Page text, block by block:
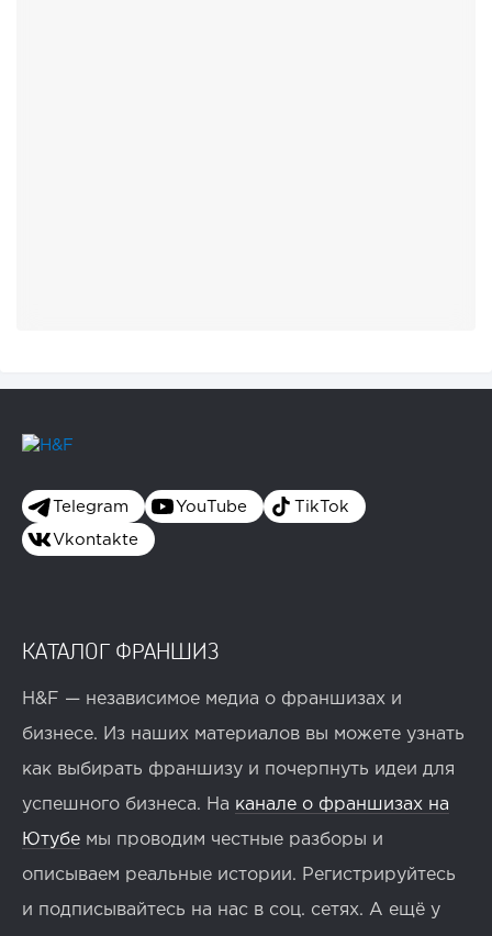
Telegram YouTube TikTok
Vkontakte
КАТАЛОГ ФРАНШИЗ
H&F — независимое медиа о франшизах и
бизнесе. Из наших материалов вы можете узнать
как выбирать франшизу и почерпнуть идеи для
успешного бизнеса. На канале о франшизах на
Ютубе мы проводим честные разборы и
описываем реальные истории. Регистрируйтесь
и подписывайтесь на нас в соц. сетях. А ещё у